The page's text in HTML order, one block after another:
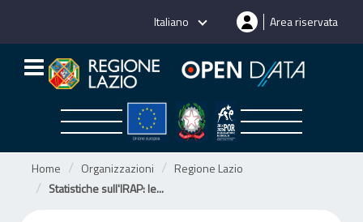
Italiano Area riservata
Home Organizzazioni
Regione Lazio
Statistiche sull'IRAP: le...